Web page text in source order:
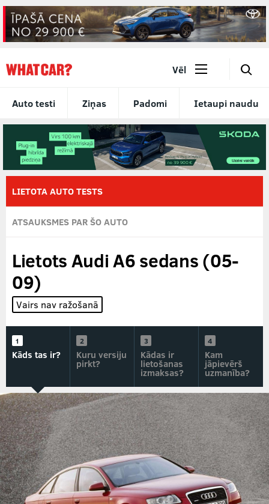
Auto testi Ziņas Padomi Ietaupi naudu
Vēl 🔎
LIETOTA AUTO TESTS
ATSAUKSMES PAR ŠO AUTO
Lietots Audi A6 sedans (05-
09)
Vairs nav ražošanā
Kāds tas ir? Kuru versiju
pirkt?
Kādas ir
lietošanas
izmaksas?
Kam
jāpievērš
uzmanība?